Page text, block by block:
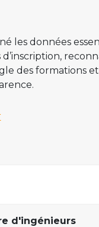
les données
des formations
d'ingénieurs